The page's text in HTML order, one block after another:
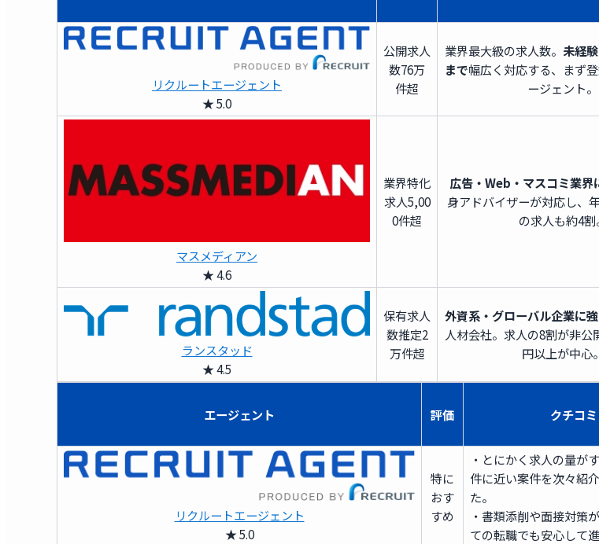
リクルートエージェント
★ 5.0
公開求人
数76万
件超
業界最大級の求人数。 未経
まで幅広く対応する、まず
ージェント。
マスメディアン
★ 4.6
業界特化
求人5,00
0件超
広告・Web・マスコミ業界
身アドバイザーが対応し、
の求人も約4割
ランスタッド
★ 4.5
保有求人
数推定2
万件超
外資系・グローバル企業に
人材会社。求人の8割が非公
円以上が中心。
エージェント 評価 クチコミ
リクルートエージェント
★ 5.0
特に
おす
すめ
・とにかく求人の量が
件に近い案件を次々紹
た。
・書類添削や面接対策
ての転職でも安心して